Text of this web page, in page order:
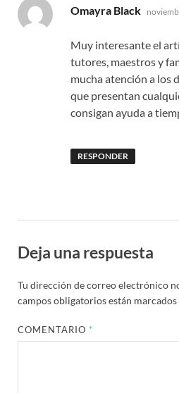
Omayra Black dice:
Muy interesante el
tutores, maestros y
mucha atención a los
que presentan
consigan ayuda a
RESPONDER
Deja una respuesta
Tu dirección de correo electrónico
campos obligatorios están marcados
COMENTARIO *